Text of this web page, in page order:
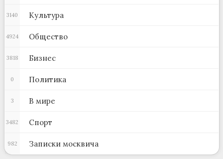
Культура
3140
Общество
4924
Бизнес
3818
Политика
0
В мире
3
Спорт
3482
Записки москвича
982